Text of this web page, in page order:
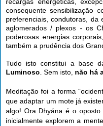
consequente sensibilização
preferenciais, condutoras,
aglomerados / plexos - os
poderosas energias
também a prudência dos
Tudo isto constitui a base
Luminoso . Sem isto, não há
Meditação foi a forma
que adaptar um mote já
algo! Ora Dhyána é o oposto
inicialmente explorem a